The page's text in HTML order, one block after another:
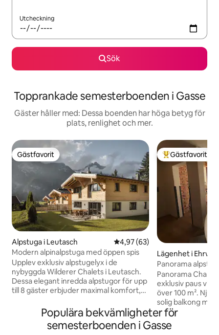
Utcheckning
Sök
Topprankade semesterboenden i Gasse
Gäster håller med: Dessa boenden har höga betyg för
plats, renlighet och mer.
Gästfavorit
Gästfavorit
Alpstuga i Leutasch 4,97 av 5 i genomsnittligt
4,97 (63)
Modern alpinalpstuga med öppen spis
Upplev exklusiv alpstugelyx i de
nybyggda Wilderer Chalets i Leutasch.
Dessa elegant inredda alpstugor för upp
till 8 gäster erbjuder maximal komfort,
stora panoramafönster och soliga
terrasser med fantastisk bergsutsikt. En
alpstuga har en egen bastu, och 2 av 3
Populär
Gästfavorit
Lägenhet i
Panorama
Panorama Chalet
exklusiv paus vid
över 100 m². Njut
solig balkong
en privat
infraröd kabin
Den eleganta
Populära bekvämligheter för
semesterboenden i Gasse